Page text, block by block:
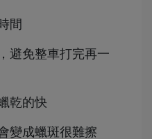
間
避免整車打完再一
乾的快
變成蠟斑很難擦